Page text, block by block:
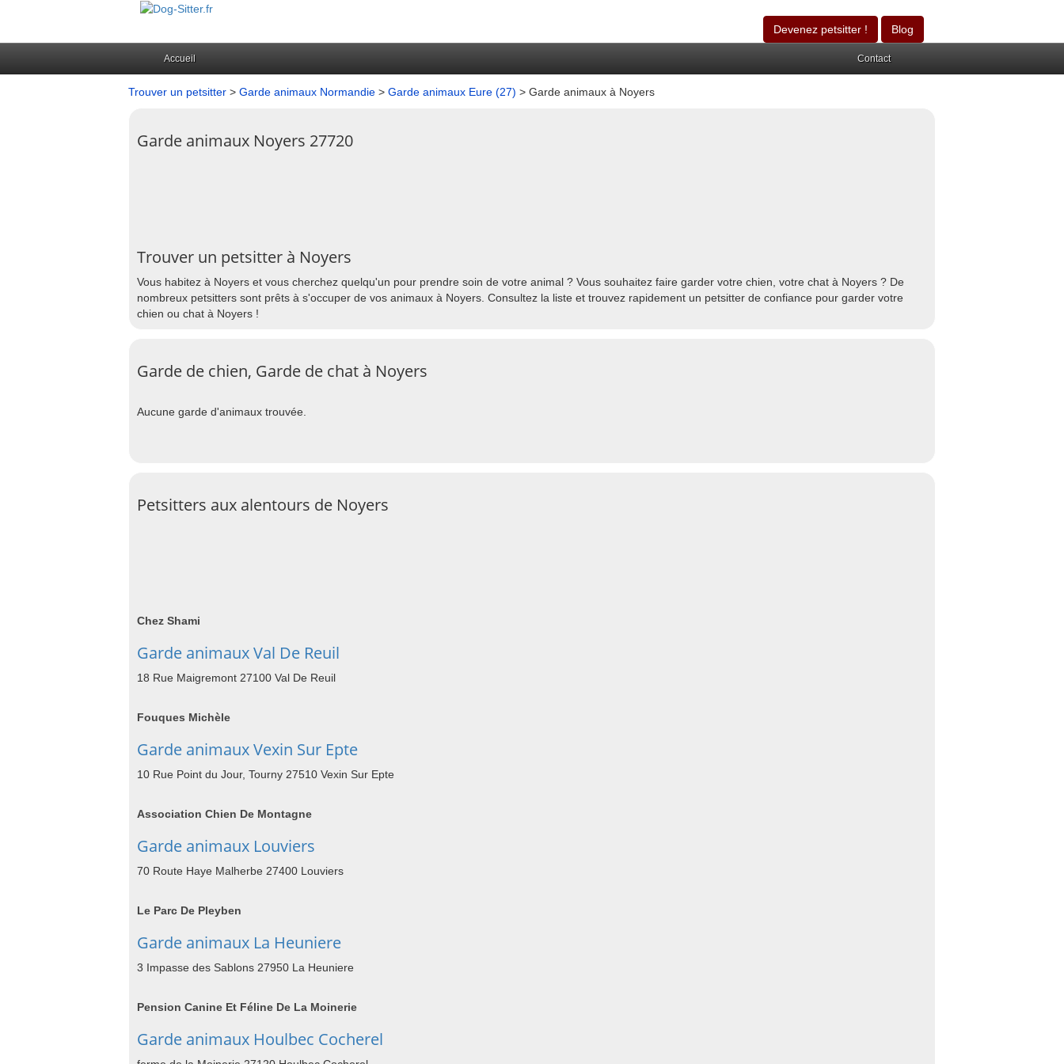
Devenez petsitter ! Blog
Accueil Contact
Trouver un petsitter > Garde animaux Normandie > Garde animaux Eure (27) > Garde animaux à Noyers
Garde animaux Noyers 27720
Trouver un petsitter à Noyers
Vous habitez à Noyers et vous cherchez quelqu'un pour prendre soin de votre animal ? Vous souhaitez faire garder votre chien, votre chat à Noyers ? De
nombreux petsitters sont prêts à s'occuper de vos animaux à Noyers. Consultez la liste et trouvez rapidement un petsitter de confiance pour garder votre
chien ou chat à Noyers !
Garde de chien, Garde de chat à Noyers
Aucune garde d'animaux trouvée.
Petsitters aux alentours de Noyers
Chez Shami
Garde animaux Val De Reuil
18 Rue Maigremont 27100 Val De Reuil
Fouques Michèle
Garde animaux Vexin Sur Epte
10 Rue Point du Jour, Tourny 27510 Vexin Sur Epte
Association Chien De Montagne
Garde animaux Louviers
70 Route Haye Malherbe 27400 Louviers
Le Parc De Pleyben
Garde animaux La Heuniere
3 Impasse des Sablons 27950 La Heuniere
Pension Canine Et Féline De La Moinerie
Garde animaux Houlbec Cocherel